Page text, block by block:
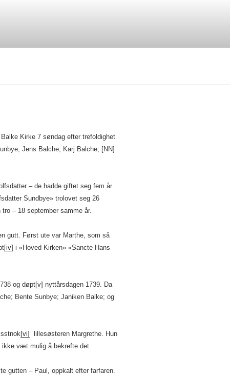
Kirke 7 søndag efter trefoldighet
Jens Balche; Karj Balche; [NN]
– de hadde giftet seg fem år
Sundbye» trolovet seg 26
– 18 september samme år.
gutt. Først ute var Marthe, som så
[iv] i «Hoved Kirken» «Sancte Hans
og døpt[v] nyttårsdagen 1739. Da
Bente Sunbye; Janiken Balke; og
[vi]
lillesøsteren Margrethe. Hun
væt mulig å bekrefte det.
gutten – Paul, oppkalt efter farfaren.